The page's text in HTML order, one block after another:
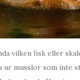
vilken fisk eller
ur musslor som inte